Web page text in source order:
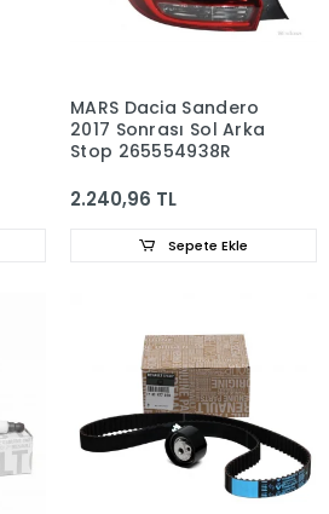
MARS Dacia Sandero
2017 Sonrası Sol Arka
Stop 265554938R
2.240,96 TL
Sepete Ekle